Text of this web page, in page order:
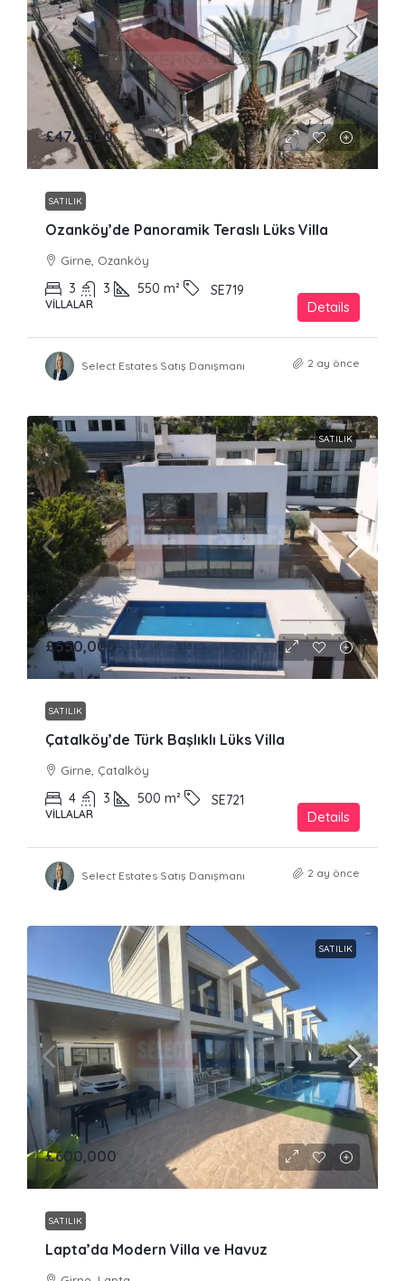
£472,500
SATILIK
Ozanköy’de Panoramik Teraslı Lüks Villa
Girne, Ozanköy
3 3 550 m² SE719
VILLALAR Details
Select Estates Satış Danışmanı 2 ay önce
SATILIK
£550,000
SATILIK
Çatalköy’de Türk Başlıklı Lüks Villa
Girne, Çatalköy
4 3 500 m² SE721
VILLALAR Details
Select Estates Satış Danışmanı 2 ay önce
SATILIK
£600,000
SATILIK
Lapta’da Modern Villa ve Havuz